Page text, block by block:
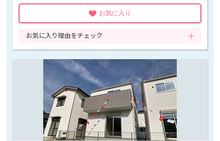
お気に入り
お気に入り理由をチェック